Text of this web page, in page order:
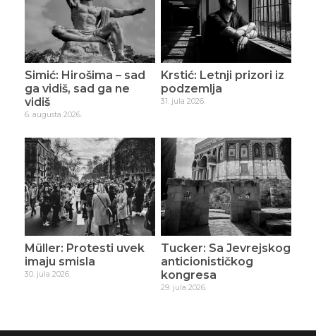
Simić: Hirošima – sad
ga vidiš, sad ga ne
vidiš
6. augusta 2026.
Krstić: Letnji prizori iz
podzemlja
31. jula 2026.
Müller: Protesti uvek
imaju smisla
30. jula 2026.
Tucker: Sa Jevrejskog
anticionističkog
kongresa
29. jula 2026.